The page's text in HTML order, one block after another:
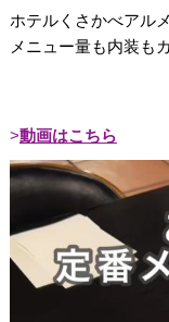
ホテルくさかべアル
メニュー量も内装も
動画はこちら